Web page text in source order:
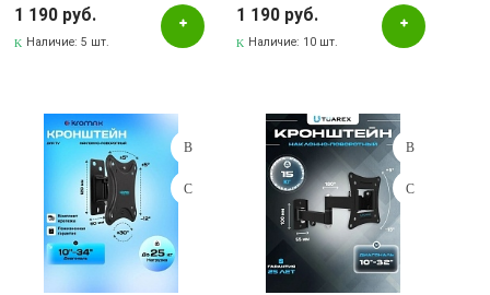
поворотный, цвет черный
1 190 руб.
Наличие:5 шт.
поворотный, цвет черный
1 190 руб.
Наличие: 10 шт.